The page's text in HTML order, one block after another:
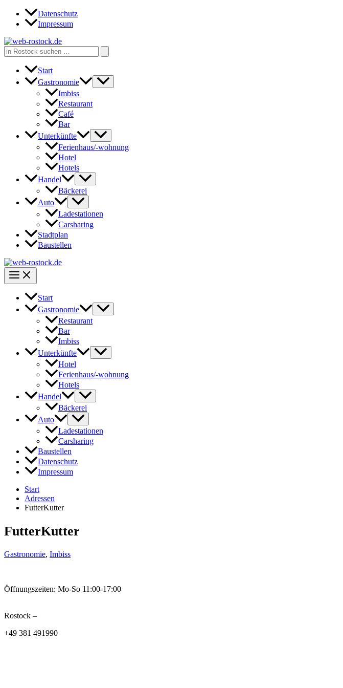
Zum
Inhalt
Datenschutz
Impressum
Search
for:
Start
Gastronomie
Imbiss
Restaurant
Café
Bar
Unterkünfte
Ferienhaus/-wohnung
Hotel
Hotels
Handel
Bäckerei
Auto
Ladestationen
Carsharing
Stadtplan
Baustellen
Start
Gastronomie
Restaurant
Bar
Imbiss
Unterkünfte
Hotel
Ferienhaus/-wohnung
Hotels
Handel
Bäckerei
Auto
Ladestationen
Carsharing
Baustellen
Datenschutz
Impressum
Start
Adressen
FutterKutter
FutterKutter
Gastronomie, Imbiss
Öffnungszeiten: Mo-So 11:00-17:00
Rostock –
+49 381 491990